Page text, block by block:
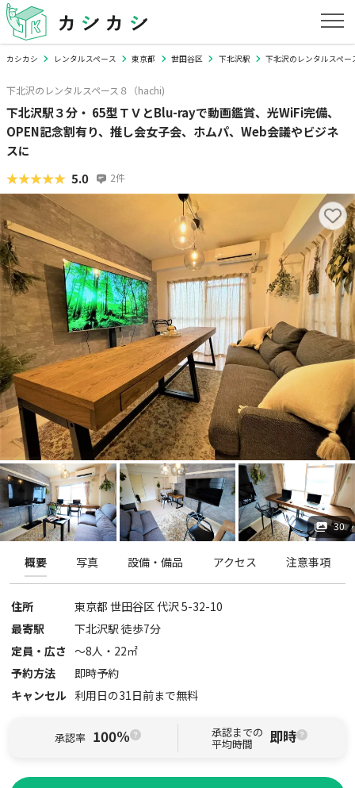
カシカシ レンタルスペース 東京都 世田谷区 下北沢駅 下北沢のレンタルスペ
下北沢のレンタルスペース８（hachi)
下北沢駅３分・ 65型ＴＶとBlu-rayで動画鑑賞、光WiFi完備、
OPEN記念割有り、推し会女子会、ホムパ、Web会議やビジネ
スに
★★★★★
★★★★★ 5.0 2件
30
概要 写真 設備・備品 アクセス 注意事項
住所 東京都 世田谷区代沢 5-32-10
最寄駅
下北沢駅 徒歩7分
定員・広さ 〜8人・ 22㎡
予約方法
即時予約
キャンセル 利用日の31日前まで無料
承認率 100% 承認までの
平均時間 即時